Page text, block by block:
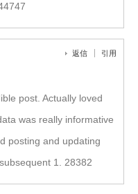
返信 引用
post. Actually loved
was really informative
posting and updating
1. 28382